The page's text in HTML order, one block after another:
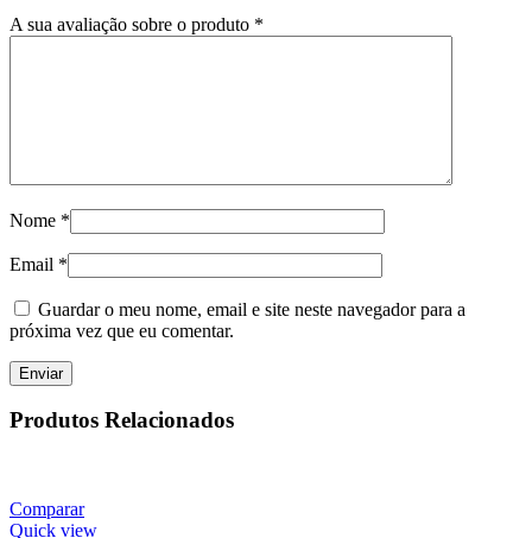
A sua avaliação sobre o produto *
Nome *
Email *
Guardar o meu nome, email e site neste navegador para a
próxima vez que eu comentar.
Produtos Relacionados
Comparar
Quick view